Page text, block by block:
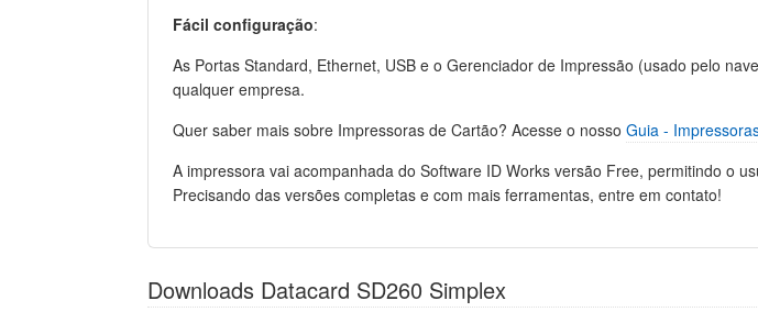
Fácil configuração:
As Portas Standard, Ethernet, USB e o Gerenciador de Impressão (usado pelo
qualquer empresa.
Quer saber mais sobre Impressoras de Cartão? Acesse o nossoGuia -
A impressora vai acompanhada do Software ID Works versão Free, permitindo o
Precisando das versões completas e com mais ferramentas, entre em contato!
Downloads Datacard SD260 Simplex